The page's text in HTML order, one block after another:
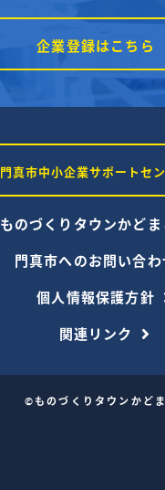
企業登録はこちら
門真市中小企業サポートセ
ものづくりタウンかどま
門真市へのお問い合わ
個人情報保護方針
関連リンク
©ものづくりタウンかどま